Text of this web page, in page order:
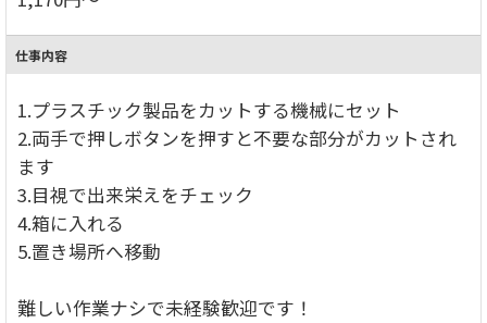
仕事内容
1.プラスチック製品をカットする機械にセット
2.両手で押しボタンを押すと不要な部分がカットされ
ます
3.目視で出来栄えをチェック
4.箱に入れる
5.置き場所へ移動
難しい作業ナシで未経験歓迎です！